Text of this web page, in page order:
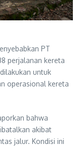
PT
perjalanan kereta
untuk
operasional kereta
bahwa
akibat
jalur. Kondisi ini